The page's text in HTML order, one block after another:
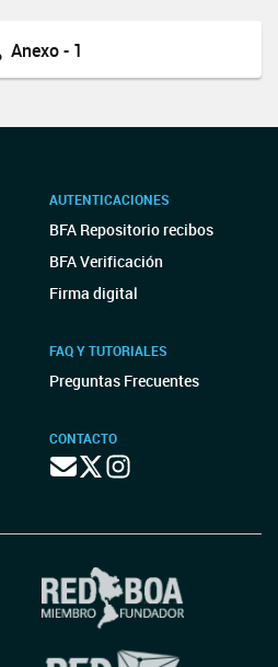
Anexo - 1
AUTENTICACIONES
BFA Repositorio recibos
BFA Verificación
Firma digital
FAQ Y TUTORIALES
Preguntas Frecuentes
CONTACTO